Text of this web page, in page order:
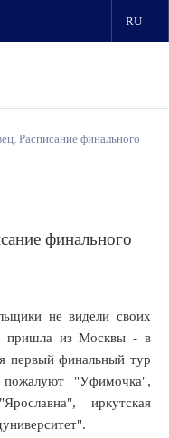
RU
Расписание финального
финального
не видели своих
пришла из Москвы - в
первый финальный тур
"Уфимочка",
иркутская